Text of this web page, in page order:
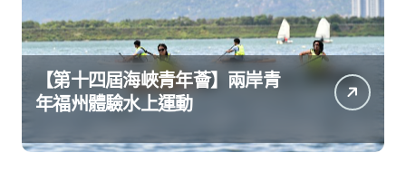
【第十四屆海峽青年薈】兩岸青
年福州體驗水上運動